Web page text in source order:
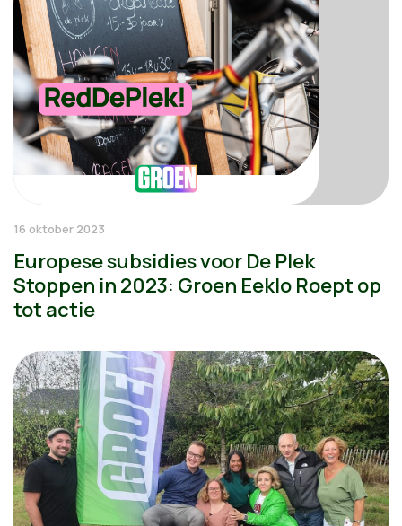
16 oktober 2023
Europese subsidies voor De Plek
Stoppen in 2023: Groen Eeklo Roept op
tot actie